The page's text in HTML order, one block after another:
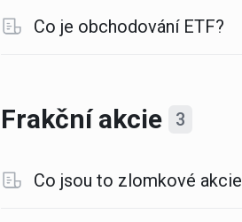
Co je obchodování ETF?
Frakční akcie 3
Co jsou to zlomkové akcie